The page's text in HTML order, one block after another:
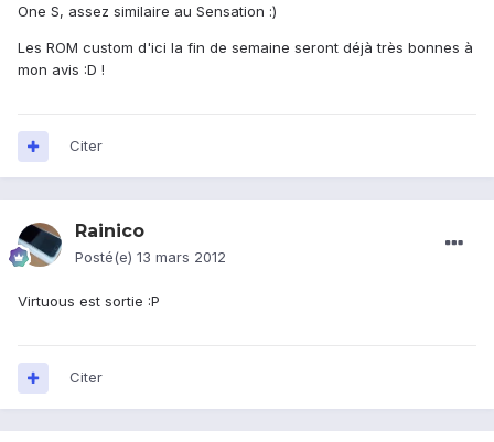
One S, assez similaire au Sensation :)
Les ROM custom d'ici la fin de semaine seront déjà très bonnes à
mon avis :D !
Citer
Rainico
Posté(e) 13 mars 2012
Virtuous est sortie :P
Citer